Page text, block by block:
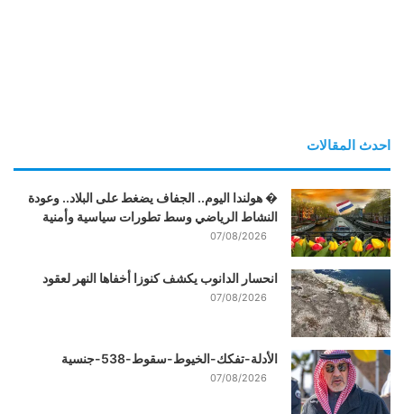
احدث المقالات
� هولندا اليوم.. الجفاف يضغط على البلاد.. وعودة
النشاط الرياضي وسط تطورات سياسية وأمنية
07/08/2026
انحسار الدانوب يكشف كنوزا أخفاها النهر لعقود
07/08/2026
الأدلة-تفكك-الخيوط-سقوط-538-جنسية
07/08/2026